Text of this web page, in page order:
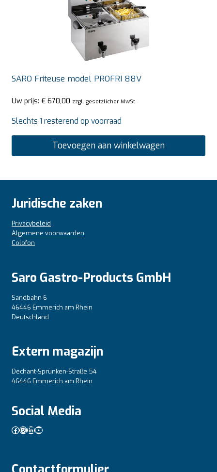
SARO Friteuse model PROFRI 88V
Uw prijs: € 670,00 zzgl. gesetzlicher MwSt.
Slechts 1 resterend op voorraad
Toevoegen aan winkelwagen
Juridische zaken
Privacybeleid
Algemene voorwaarden
Colofon
Saro Gastro-Products GmbH
Sandbahn 6
46446 Emmerich am Rhein
Deutschland
Extern magazijn
Dechant-Sprünken-Straße 54
46446 Emmerich am Rhein
Social Media
Facebook
Instagram
LinkedIn
YouTube